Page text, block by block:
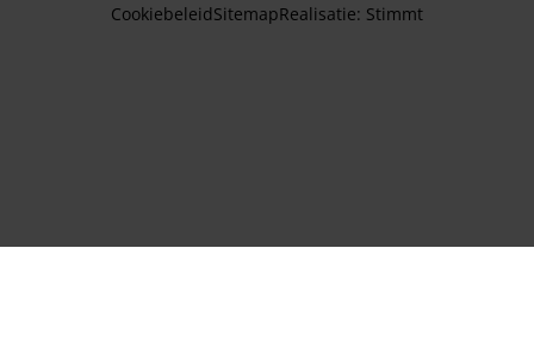
CookiebeleidSitemapRealisatie: Stimmt